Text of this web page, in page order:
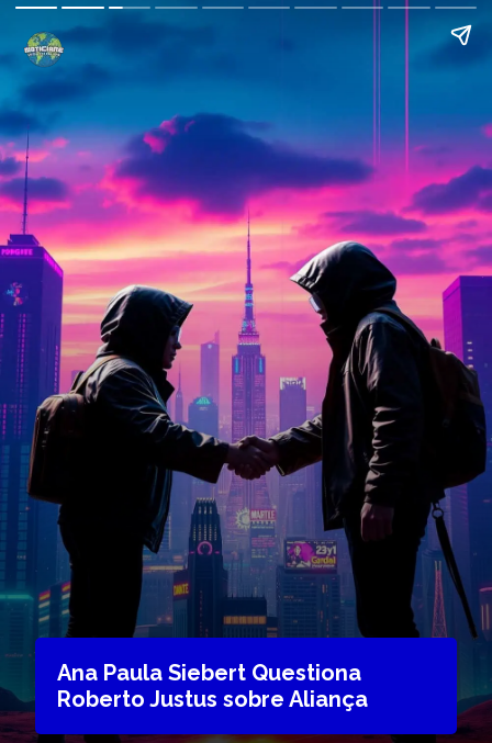
Ana Paula Siebert Questiona
Roberto Justus sobre Aliança